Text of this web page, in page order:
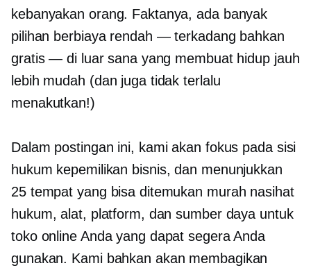
kebanyakan orang. Faktanya, ada banyak
pilihan berbiaya rendah — terkadang bahkan
gratis — di luar sana yang membuat hidup jauh
lebih mudah (dan juga tidak terlalu
menakutkan!)
Dalam postingan ini, kami akan fokus pada sisi
hukum kepemilikan bisnis, dan menunjukkan
25 tempat yang bisa ditemukan murah nasihat
hukum, alat, platform, dan sumber daya untuk
toko online Anda yang dapat segera Anda
gunakan. Kami bahkan akan membagikan